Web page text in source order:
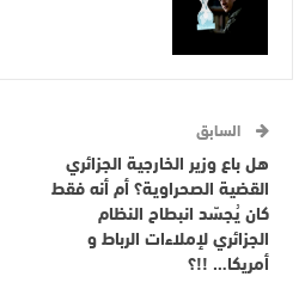
السابق
هل باع وزير الخارجية الجزائري
القضية الصحراوية؟ أم أنه فقط
كان يُجسّد انبطاح النظام
الجزائري لإملاءات الرباط و
أمريكا… !!؟